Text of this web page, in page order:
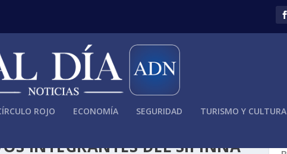
ROJO ECONOMÍA SEGURIDAD TURISMO Y CULTURA
INTEGRANTES DEL SIPINNA